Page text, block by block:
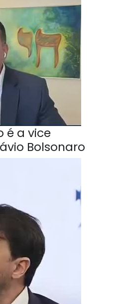
é a vice
Bolsonaro